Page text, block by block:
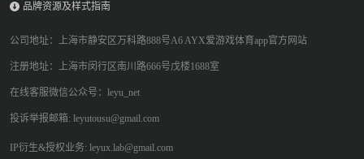
品牌资源及样式指南
公司地址：上海市静安区万科路888号A6 AYX爱游戏体育app官方网站
注册地址：上海市闵行区南川路666号戊楼1688室
在线客服微信公众号：leyu_net
投诉举报邮箱: leyutousu@gmail.com
IP衍生&授权业务: leyux.lab@gmail.com